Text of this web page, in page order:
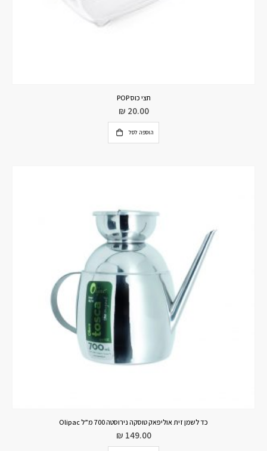
חצי כוס POP
₪ 20.00
הוספה לסל
כד לשמן זית אוליפאק טוסקה נירוסטה 700 מ”ל Olipac
₪ 149.00